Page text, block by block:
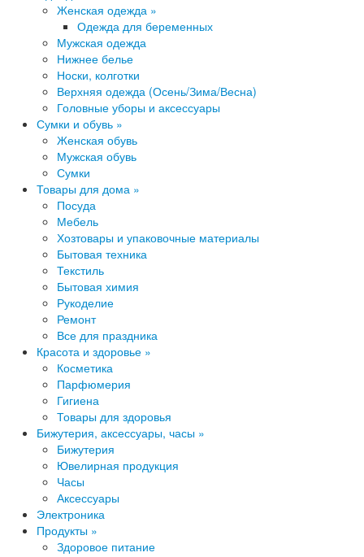
Женская одежда »
Одежда для беременных
Мужская одежда
Ниж​нее белье
Носки, колготки
Верхняя одежда (Осень/Зима/Весна)
Головные уборы и аксессуары
Сумки и обувь »
Женская обувь
Мужская обувь
Сумки
Товары для дома »
Посуда
Мебель
Хозтовары и упаковочные материалы
Бытовая​ техника
Текстиль
Быт​овая химия
Рукоделие
Ремонт
Все для праздника
Красота и здоровье »
Косметика
Парфюмери​я
Гигиена
Товары для здоровья
Бижутерия, аксессуары, часы »
Бижутерия
Ювелирная продукция
Часы
Аксессуары
Электроника
Продукты »
Здоровое питание